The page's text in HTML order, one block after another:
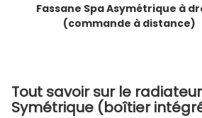
Fassane Spa Asymétrique à
(commande à distance)
Tout savoir sur le
Symétrique (boîtier